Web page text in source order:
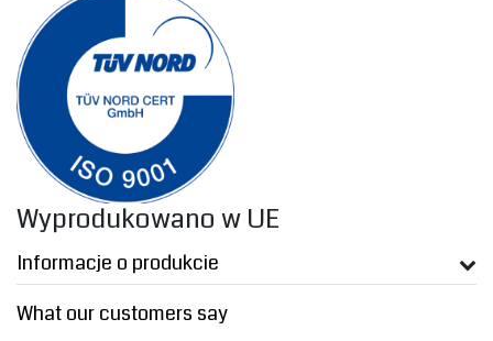
‎Wyprodukowano w UE‎
Informacje o produkcie
What our customers say